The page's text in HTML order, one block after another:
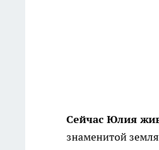
Сейчас Юлия
знаменитой